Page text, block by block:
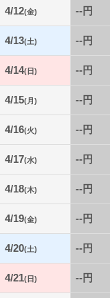
4/12(金) --円
4/13(土) --円
4/14(日) --円
4/15(月) --円
4/16(火) --円
4/17(水) --円
4/18(木) --円
4/19(金) --円
4/20(土) --円
4/21(日) --円